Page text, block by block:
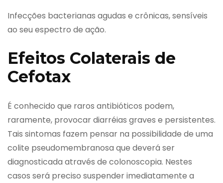
Infecções bacterianas agudas e crônicas, sensíveis
ao seu espectro de ação.
Efeitos Colaterais de
Cefotax
É conhecido que raros antibióticos podem,
raramente, provocar diarréias graves e persistentes.
Tais sintomas fazem pensar na possibilidade de uma
colite pseudomembranosa que deverá ser
diagnosticada através de colonoscopia. Nestes
casos será preciso suspender imediatamente a